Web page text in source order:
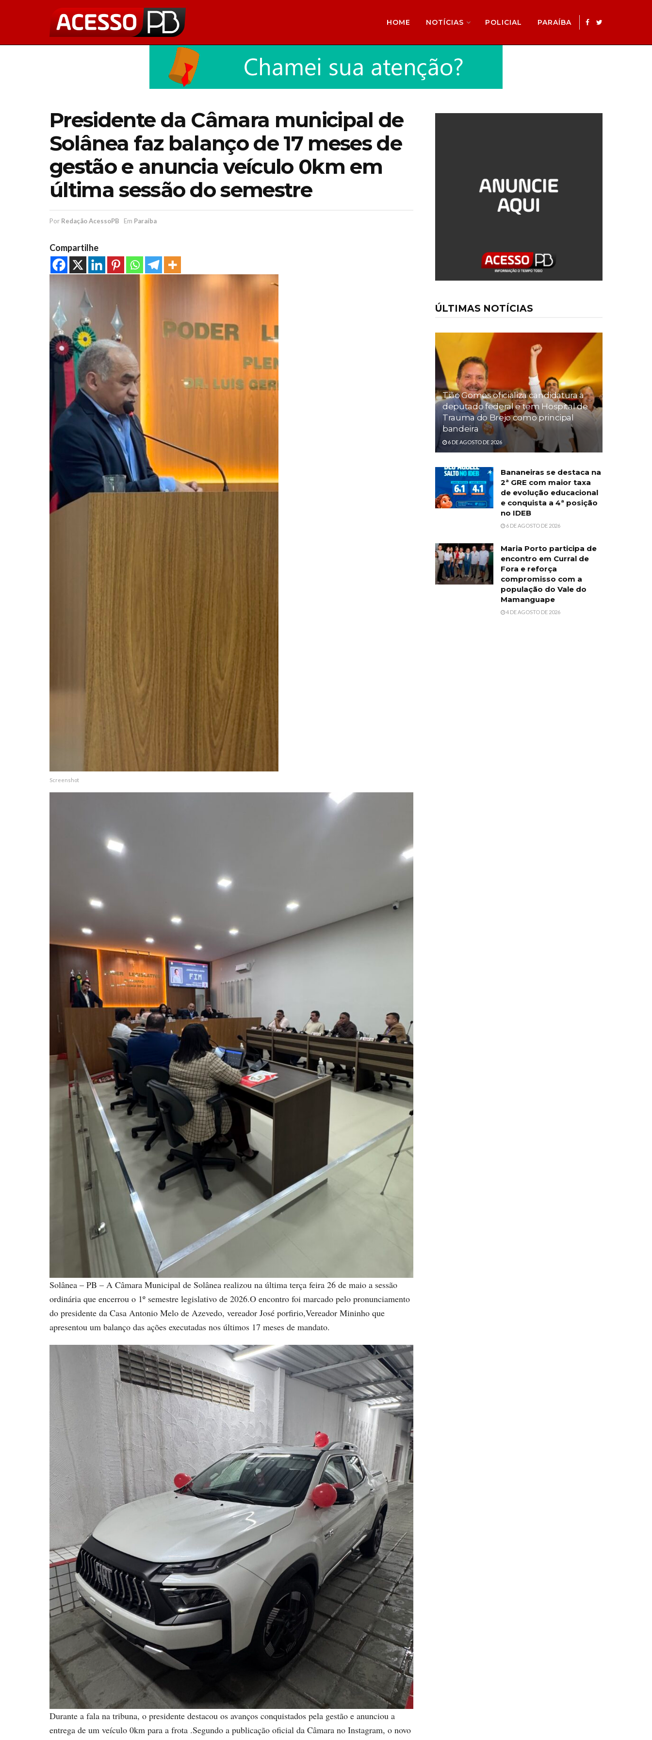
HOME NOTÍCIAS POLICIAL PARAÍBA
Presidente da Câmara municipal de
Solânea faz balanço de 17 meses de
gestão e anuncia veículo 0km em
última sessão do semestre
Por Redação AcessoPB Em Paraíba
Compartilhe
Screenshot
Solânea – PB – A Câmara Municipal de Solânea realizou na última terça feira 26 de maio a sessão
ordinária que encerrou o 1º semestre legislativo de 2026.O encontro foi marcado pelo pronunciamento
do presidente da Casa Antonio Melo de Azevedo, vereador José porfirio,Vereador Mininho que
apresentou um balanço das ações executadas nos últimos 17 meses de mandato.
Durante a fala na tribuna, o presidente destacou os avanços conquistados pela gestão e anunciou a
entrega de um veículo 0km para a frota .Segundo a publicação oficial da Câmara no Instagram, o novo
ÚLTIMAS NOTÍCIAS
Tião Gomes oficializa candidatura a
deputado federal e tem Hospital de
Trauma do Brejo como principal
bandeira
6 DE AGOSTO DE 2026
Bananeiras se destaca na
2ª GRE com maior taxa
de evolução educacional
e conquista a 4ª posição
no IDEB
6 DE AGOSTO DE 2026
Maria Porto participa de
encontro em Curral de
Fora e reforça
compromisso com a
população do Vale do
Mamanguape
4 DE AGOSTO DE 2026